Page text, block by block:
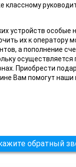
классному
устройств особые
их к оператору
а пополнение
осуществляется
Приобрести
Вам помогут наши
обратный